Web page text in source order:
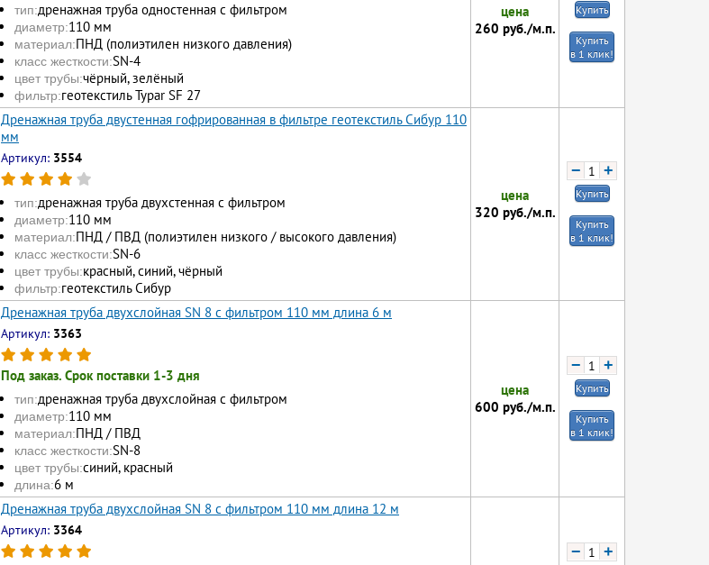
тип:дренажная труба одностенная с фильтром
диаметр:110 мм
материал:ПНД (полиэтилен низкого давления)
класс жесткости:SN-4
цвет трубы:чёрный, зелёный
фильтр:геотекстиль Typar SF 27
цена
260 руб./м.п.
Купить
Купить
в 1 клик!
Дренажная труба двустенная гофрированная в фильтре геотекстиль Сибур 110
мм
Артикул: 3554
тип:дренажная труба двухстенная с фильтром
диаметр:110 мм
материал:ПНД / ПВД (полиэтилен низкого / высокого давления)
класс жесткости:SN-6
цвет трубы:красный, синий, чёрный
фильтр:геотекстиль Сибур
цена
320 руб./м.п.
− +
Купить
Купить
в 1 клик!
Дренажная труба двухслойная SN 8 с фильтром 110 мм длина 6 м
Артикул: 3363
Под заказ. Срок поставки 1-3 дня
тип:дренажная труба двухслойная с фильтром
диаметр:110 мм
материал:ПНД / ПВД
класс жесткости:SN-8
цвет трубы:синий, красный
длина:6 м
цена
600 руб./м.п.
− +
Купить
Купить
в 1 клик!
Дренажная труба двухслойная SN 8 с фильтром 110 мм длина 12 м
Артикул: 3364
− +